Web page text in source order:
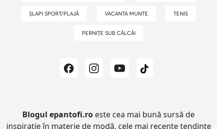
ȘLAPI SPORT/PLAJĂ VACANTA MUNTE TENIS
PERNIȚE SUB CĂLCÂI
Blogul epantofi.ro este cea mai bună sursă de
inspirație în materie de modă, cele mai recente tendințe